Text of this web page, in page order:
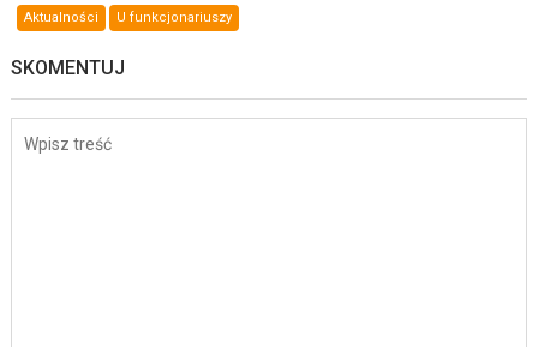
Aktualności U funkcjonariuszy
SKOMENTUJ